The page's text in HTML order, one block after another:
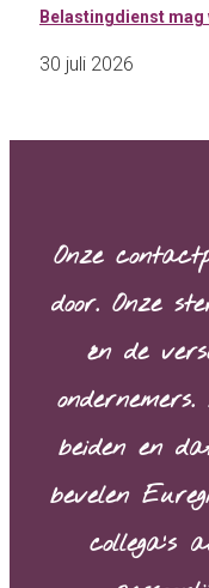
Belastingdienst
30 juli 2026
Onze
door. Onze
én de
beiden en
bevelen
collega’s